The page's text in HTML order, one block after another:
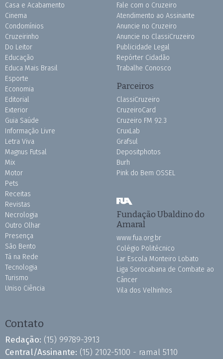
Casa e Acabamento
Cinema
Condomínios
Cruzeirinho
Do Leitor
Educação
Educa Mais Brasil
Esporte
Economia
Editorial
Exterior
Guia Saúde
Informação Livre
Letra Viva
Magnus Futsal
Mix
Motor
Pets
Receitas
Revistas
Necrologia
Outro Olhar
Presença
São Bento
Tá na Rede
Tecnologia
Turismo
Uniso Ciência
Fale com o Cruzeiro
Atendimento ao Assinante
Anuncie no Cruzeiro
Anuncie no ClassiCruzeiro
Publicidade Legal
Repórter Cidadão
Trabalhe Conosco
Parceiros
ClassiCruzeiro
CruzeiroCard
Cruzeiro FM 92.3
CruxLab
Grafsul
Depositphotos
Burh
Pink do Bem OSSEL
Fundação Ubaldino do
Amaral
www.fua.org.br
Colégio Politécnico
Lar Escola Monteiro Lobato
Liga Sorocabana de Combate ao
Câncer
Vila dos Velhinhos
Contato
Redação: (15) 99789-3913
Central/Assinante: (15) 2102-5100 - ramal 5110